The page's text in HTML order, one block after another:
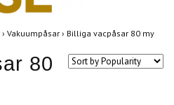
› Vakuumpåsar › Billiga vacpåsar 80 my
80